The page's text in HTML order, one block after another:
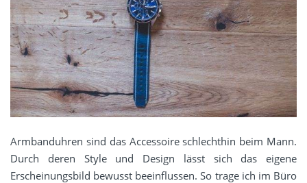
Armbanduhren sind das Accessoire schlechthin beim Mann.
Durch deren Style und Design lässt sich das eigene
Erscheinungsbild bewusst beeinflussen. So trage ich im Büro